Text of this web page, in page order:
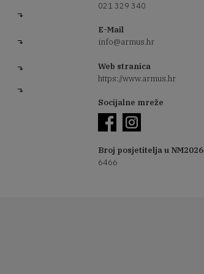
021 329 340
E-Mail
info@armus.hr
Web stranica
https://www.armus.hr
Socijalne mreže
Broj posjetitelja u NM2026
6466